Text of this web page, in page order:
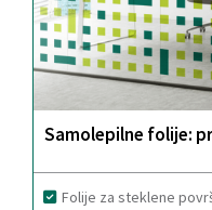
Samolepilne folije:
Folije za steklene